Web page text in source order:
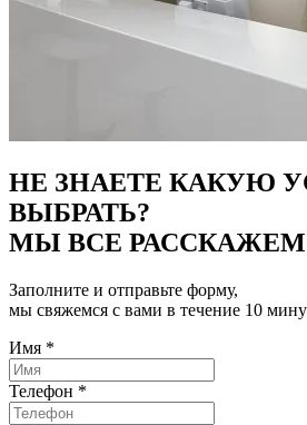
НЕ ЗНАЕТЕ КАКУЮ
ВЫБРАТЬ?
МЫ ВСЕ
Заполните и отправьте форму,
мы свяжемся с вами в течение 10
Имя *
Телефон *